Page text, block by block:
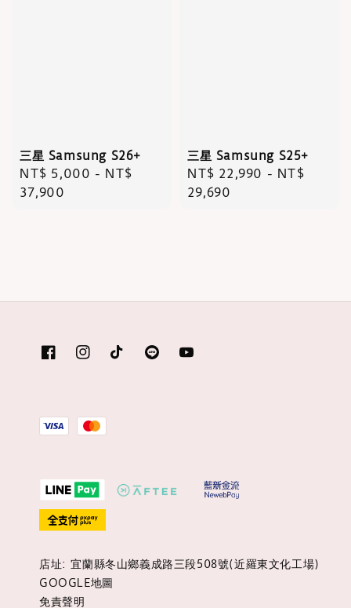
三星 Samsung S26+
Regular
price
NT$ 5,000 - NT$
37,900
三星 Samsung S25+
Regular
price
NT$ 22,990 - NT$
29,690
店址: 宜蘭縣冬山鄉義成路三段508號(近羅東文化工場)
GOOGLE地圖
免責聲明